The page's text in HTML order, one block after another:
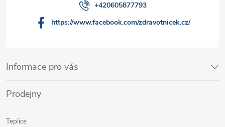
Informace pro vás
Prodejny
Teplice
+420605877793
https://www.facebook.com/zdravotnicek.cz/